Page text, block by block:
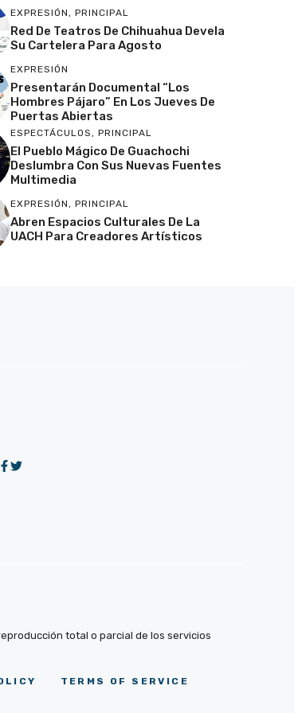
EXPRESIÓN, PRINCIPAL
Red De Teatros De Chihuahua Devela
Su Cartelera Para Agosto
EXPRESIÓN
Presentarán Documental “Los
Hombres Pájaro” En Los Jueves De
Puertas Abiertas
ESPECTÁCULOS, PRINCIPAL
El Pueblo Mágico De Guachochi
Deslumbra Con Sus Nuevas Fuentes
Multimedia
EXPRESIÓN, PRINCIPAL
Abren Espacios Culturales De La
UACH Para Creadores Artísticos
total o parcial de los servicios
TERMS OF SERVICE